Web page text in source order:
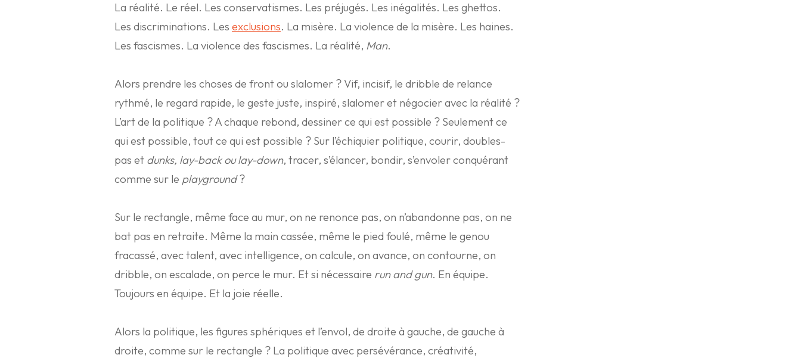
La réalité. Le réel. Les conservatismes. Les préjugés. Les inégalités. Les ghettos.
Les discriminations. Les exclusions. La misère. La violence de la misère. Les haines.
Les fascismes. La violence des fascismes. La réalité, Man.
Alors prendre les choses de front ou slalomer ? Vif, incisif, le dribble de relance
rythmé, le regard rapide, le geste juste, inspiré, slalomer et négocier avec la réalité ?
L’art de la politique ? A chaque rebond, dessiner ce qui est possible ? Seulement ce
qui est possible, tout ce qui est possible ? Sur l’échiquier politique, courir, doubles-
pas et dunks, lay-back ou lay-down, tracer, s’élancer, bondir, s’envoler conquérant
comme sur le playground?
Sur le rectangle, même face au mur, on ne renonce pas, on n’abandonne pas, on ne
bat pas en retraite. Même la main cassée, même le pied foulé, même le genou
fracassé, avec talent, avec intelligence, on calcule, on avance, on contourne, on
dribble, on escalade, on perce le mur. Et si nécessaire run and gun. En équipe.
Toujours en équipe. Et la joie réelle.
Alors la politique, les figures sphériques et l’envol, de droite à gauche, de gauche à
droite, comme sur le rectangle ? La politique avec persévérance, créativité,